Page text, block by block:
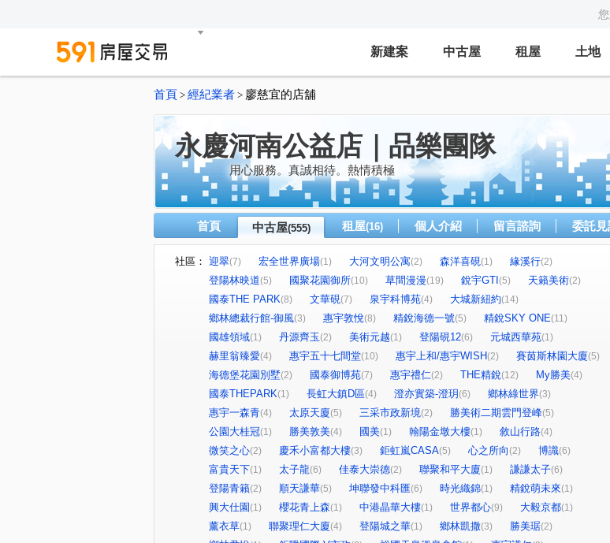
新建案 中古屋 租屋 土地
首頁 > 經紀業者 > 廖慈宜的店舖
永慶河南公益店｜品樂團隊
用心服務。真誠相待。熱情積極
首頁 中古屋(555) 租屋(16) 個人介紹 留言諮詢 委託見
社區： 迎翠(7) 宏全世界廣場(1) 大河文明公寓(2) 森洋喜硯(1) 緣溪行(2)
登陽林映道(5) 國聚花園御所(10) 草間漫漫(19) 銳宇GTI (5) 天籟美術(2)
國泰THE PARK(8) 文華硯(7) 泉宇科博苑(4) 大城新紐約(14)
鄉林總裁行館-御風(3) 惠宇敦悅(8) 精銳海德一號(5) 精銳SKY ONE(11)
國雄領域(1) 丹源齊玉(2) 美術元越(1) 登陽硯12(6) 元城西華苑(1)
赫里翁臻愛(4) 惠宇五十七間堂(10) 惠宇上和/惠宇WISH(2) 賽茵斯林園大廈(5)
海德堡花園別墅(2) 國泰御博苑(7) 惠宇禮仁(2) THE精銳(12) My勝美(4)
國泰THEPARK(1) 長虹大鎮D區(4) 澄亦實築-澄玥 (6) 鄉林綠世界(3)
惠宇一森青(4) 太原天廈(5) 三采市政新境(2) 勝美術二期雲門登峰(5)
公園大桂冠(1) 勝美敦美(4) 國美(1) 翰陽金墩大樓(1) 敘山行路(4)
微笑之心(2) 慶禾小富都大樓(3) 鉅虹嵐CASA(5) 心之所向 (2) 博識(6)
富貴天下(1) 太子龍(6) 佳泰大崇德(2) 聯聚和平大廈(1) 謙謙太子(6)
登陽青籟(2) 順天謙華(5) 坤聯發中科匯(6) 時光織錦(1) 精銳萌未來(1)
興大仕園 (1) 櫻花青上森(1) 中港晶華大樓(1) 世界都心(9) 大毅京都(1)
薰衣草(1) 聯聚理仁大廈(4) 登陽城之華(1) 鄉林凱撒(3) 勝美琚(2)